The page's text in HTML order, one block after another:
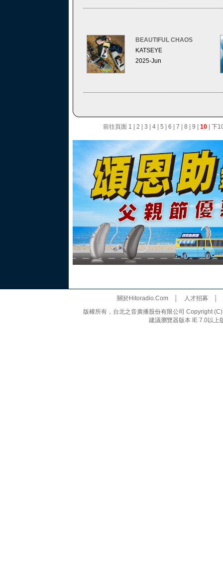
BEAUTIFUL CHAOS
KATSEYE
2025-Jun
前往頁面 1 2 3 4 5 6 7 8 9 10 下
關於Hitoradio.Com│ 人才招募
版權所有，台北之音廣播股份有限公司 Copyright
建議瀏覽器版本 IE 7.0以上